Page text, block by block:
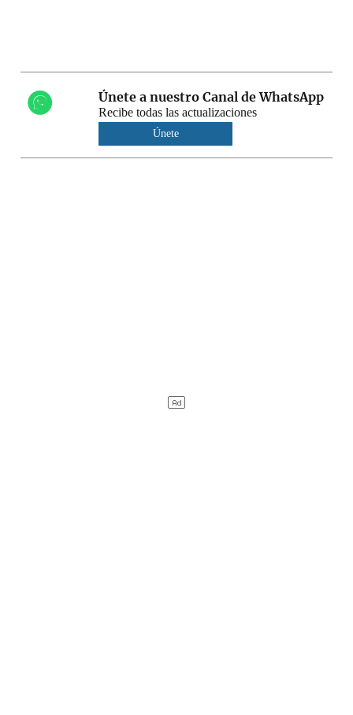
Únete a nuestro Canal de WhatsApp
Recibe todas las actualizaciones
Únete